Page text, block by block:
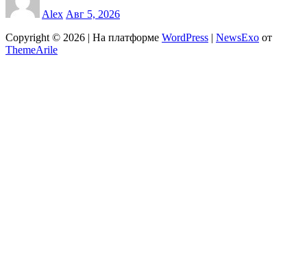
Alex Авг 5, 2026
Copyright © 2026 | На платформе WordPress NewsExo от
ThemeArile